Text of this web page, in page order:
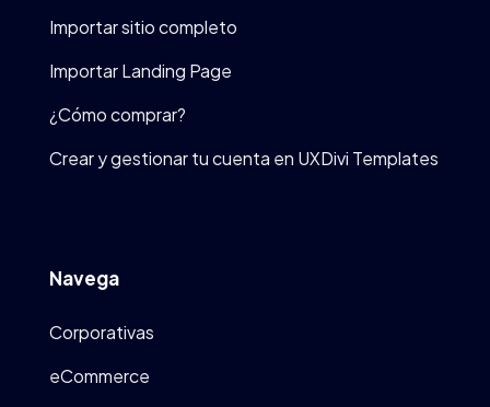
Importar sitio completo
Importar Landing Page
¿Cómo comprar?
Crear y gestionar tu cuenta en UXDivi Templates
Navega
Corporativas
eCommerce